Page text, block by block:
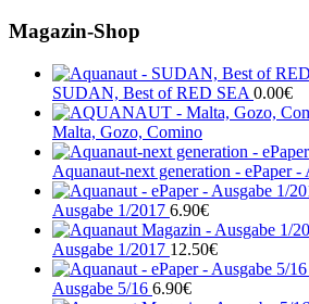
Magazin-Shop
SUDAN, Best of RED SEA 0.00€
Malta, Gozo, Comino
Aquanaut-next generation - ePaper -
Ausgabe 1/2017 6.90€
Ausgabe 1/2017 12.50€
Ausgabe 5/16 6.90€